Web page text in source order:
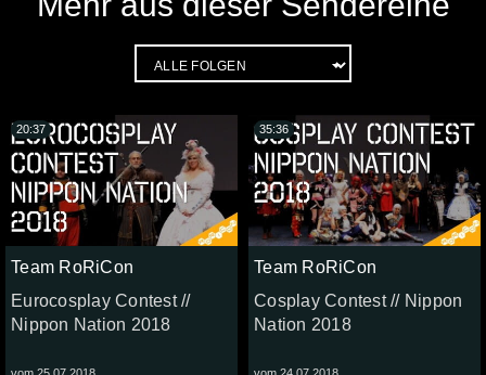
Team RoRiCon
Eurocosplay Contest //
Nippon Nation 2018
20:37
Team RoRiCon
Cosplay Contest // Nippon
Nation 2018
35:36